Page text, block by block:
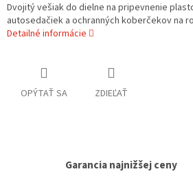
Dvojitý vešiak do dielne na pripevnenie
autosedačiek a ochranných koberčekov na
Detailné informácie
OPÝTAŤ SA ZDIEĽAŤ
Garancia najnižšej ceny